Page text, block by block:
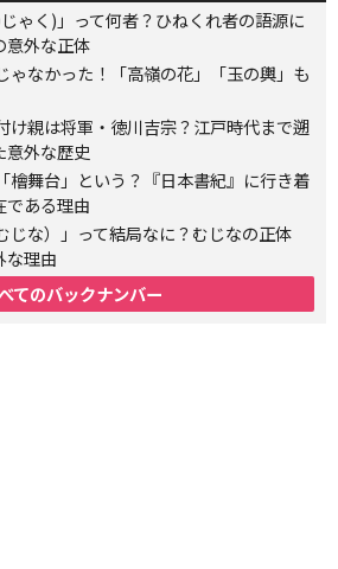
じゃく)」って何者？ひねくれ者の語源に
意外な正体
ゃなかった！「高嶺の花」「玉の輿」も
け親は将軍・徳川吉宗？江戸時代まで遡
意外な歴史
檜舞台」という？『日本書紀』に行き着
である理由
じな）」って結局なに？むじなの正体
な理由
てのバックナンバー